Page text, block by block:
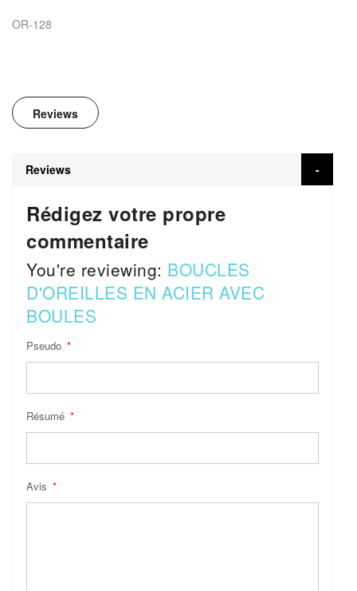
OR-128
Reviews
Reviews
Rédigez votre propre
commentaire
You're reviewing: BOUCLES
D'OREILLES EN ACIER AVEC
BOULES
Pseudo
Résumé
Avis